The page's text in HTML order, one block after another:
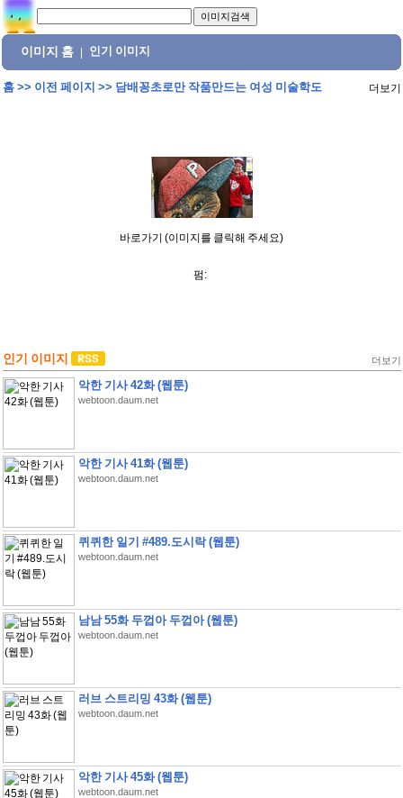
이미지 홈 인기 이미지
홈>> 이전 페이지 >> 담배꽁초로만 작품만드는 여성 미술학도 더보기
바로가기 (이미지를 클릭해 주세요)
펌:
인기 이미지 더보기
악한 기사 42화 (웹툰)
webtoon.daum.net
악한 기사 41화 (웹툰)
webtoon.daum.net
퀴퀴한 일기 #489.도시락 (웹툰)
webtoon.daum.net
남남 55화 두껍아 두껍아 (웹툰)
webtoon.daum.net
러브 스트리밍 43화 (웹툰)
webtoon.daum.net
악한 기사 45화 (웹툰)
webtoon.daum.net